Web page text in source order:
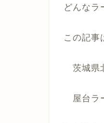
どんなラ
この記事
茨城県
屋台ラ